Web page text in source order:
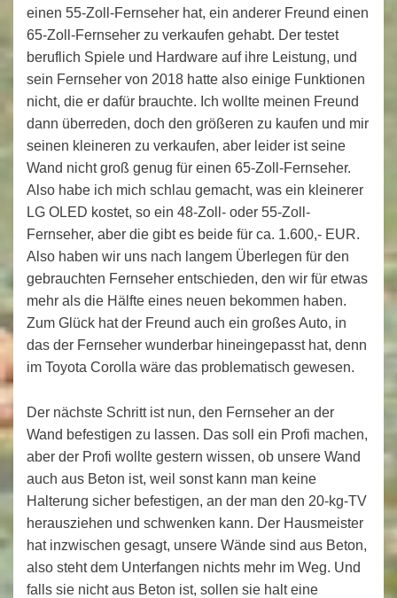
einen 55-Zoll-Fernseher hat, ein anderer Freund einen
65-Zoll-Fernseher zu verkaufen gehabt. Der testet
beruflich Spiele und Hardware auf ihre Leistung, und
sein Fernseher von 2018 hatte also einige Funktionen
nicht, die er dafür brauchte. Ich wollte meinen Freund
dann überreden, doch den größeren zu kaufen und mir
seinen kleineren zu verkaufen, aber leider ist seine
Wand nicht groß genug für einen 65-Zoll-Fernseher.
Also habe ich mich schlau gemacht, was ein kleinerer
LG OLED kostet, so ein 48-Zoll- oder 55-Zoll-
Fernseher, aber die gibt es beide für ca. 1.600,- EUR.
Also haben wir uns nach langem Überlegen für den
gebrauchten Fernseher entschieden, den wir für etwas
mehr als die Hälfte eines neuen bekommen haben.
Zum Glück hat der Freund auch ein großes Auto, in
das der Fernseher wunderbar hineingepasst hat, denn
im Toyota Corolla wäre das problematisch gewesen.
Der nächste Schritt ist nun, den Fernseher an der
Wand befestigen zu lassen. Das soll ein Profi machen,
aber der Profi wollte gestern wissen, ob unsere Wand
auch aus Beton ist, weil sonst kann man keine
Halterung sicher befestigen, an der man den 20-kg-TV
herausziehen und schwenken kann. Der Hausmeister
hat inzwischen gesagt, unsere Wände sind aus Beton,
also steht dem Unterfangen nichts mehr im Weg. Und
falls sie nicht aus Beton ist, sollen sie halt eine